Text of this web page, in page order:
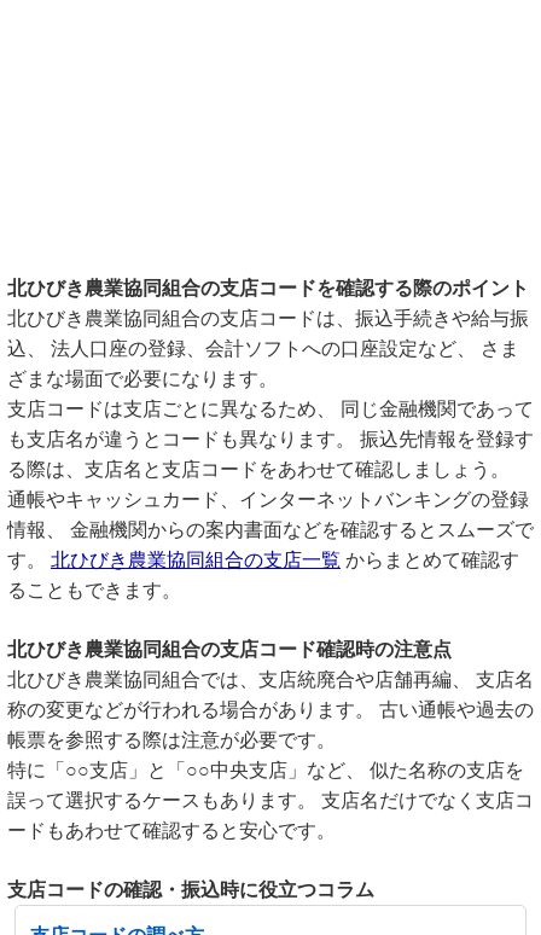
北ひびき農業協同組合の支店コードを確認する際のポイント
北ひびき農業協同組合の支店コードは、振込手続きや給与振
込、 法人口座の登録、会計ソフトへの口座設定など、 さま
ざまな場面で必要になります。
支店コードは支店ごとに異なるため、 同じ金融機関であって
も支店名が違うとコードも異なります。 振込先情報を登録す
る際は、支店名と支店コードをあわせて確認しましょう。
通帳やキャッシュカード、インターネットバンキングの登録
情報、 金融機関からの案内書面などを確認するとスムーズで
す。 北ひびき農業協同組合の支店一覧 からまとめて確認す
ることもできます。
北ひびき農業協同組合の支店コード確認時の注意点
北ひびき農業協同組合では、支店統廃合や店舗再編、 支店名
称の変更などが行われる場合があります。 古い通帳や過去の
帳票を参照する際は注意が必要です。
特に「○○支店」と「○○中央支店」など、 似た名称の支店を
誤って選択するケースもあります。 支店名だけでなく支店コ
ードもあわせて確認すると安心です。
支店コードの確認・振込時に役立つコラム